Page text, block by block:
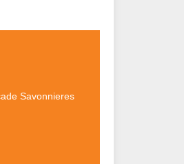
Savonnieres